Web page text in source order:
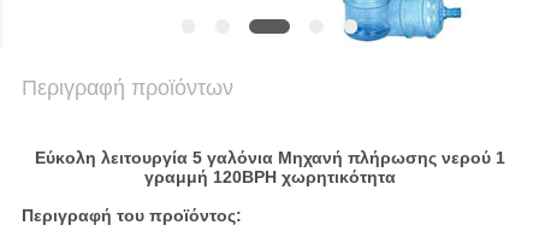
Περιγραφή προϊόντων
Εύκολη λειτουργία 5 γαλόνια Μηχανή πλήρωσης νερού 1
γραμμή 120BPH χωρητικότητα
Περιγραφή του προϊόντος: